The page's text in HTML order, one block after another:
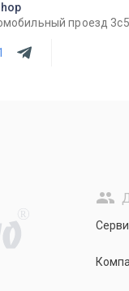
проезд 3с5
R